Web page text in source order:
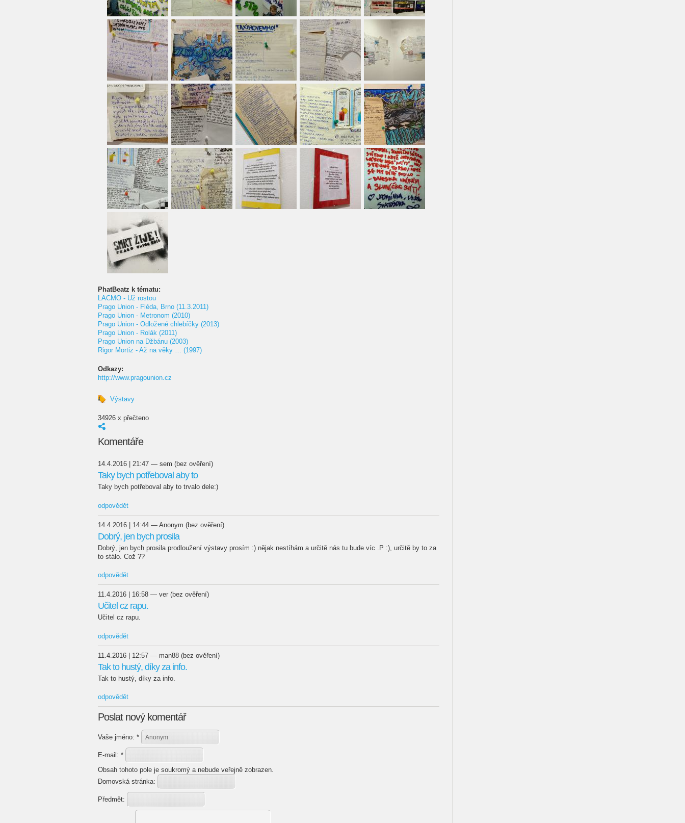
PhatBeatz k tématu:
LACMO - Už rostou
Prago Union - Fléda, Brno (11.3.2011)
Prago Union - Metronom (2010)
Prago Union - Odložené chlebíčky (2013)
Prago Union - Rolák (2011)
Prago Union na Džbánu (2003)
Rigor Mortiz - Až na věky … (1997)
Odkazy:
http://www.pragounion.cz
Výstavy
34926 x přečteno
Komentáře
14.4.2016 | 21:47 — sem (bez ověření)
Taky bych potřeboval aby to
Taky bych potřeboval aby to trvalo dele:)
odpovědět
14.4.2016 | 14:44 — Anonym (bez ověření)
Dobrý, jen bych prosila
Dobrý, jen bych prosila prodloužení výstavy prosím :) nějak nestíhám a určitě nás tu bude víc .P :), určitě by to za
to stálo. Což ??
odpovědět
11.4.2016 | 16:58 — ver (bez ověření)
Učitel cz rapu.
Učitel cz rapu.
odpovědět
11.4.2016 | 12:57 — man88 (bez ověření)
Tak to hustý, díky za info.
Tak to hustý, díky za info.
odpovědět
Poslat nový komentář
Vaše jméno: *
E-mail: *
Obsah tohoto pole je soukromý a nebude veřejně zobrazen.
Domovská stránka:
Předmět: